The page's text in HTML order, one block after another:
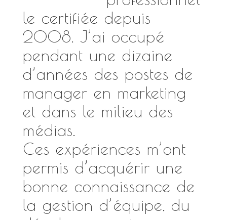
le certifiée depuis
2008. J’ai occupé
pendant une dizaine
d’années des postes de
manager en marketing
et dans le milieu des
médias.
Ces expériences m’ont
permis d’acquérir une
bonne connaissance de
la gestion d’équipe, du